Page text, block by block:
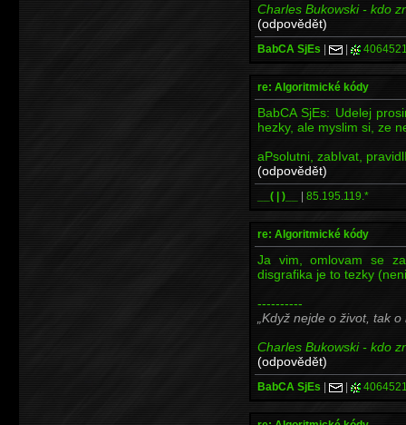
Charles Bukowski - kdo
(odpovědět)
BabCA SjEs | |
re: Algoritmické kódy
BabCA SjEs: Udelej
hezky, ale myslim si, ze
aPsolutni, zabIvat,
(odpovědět)
__( | )__ | 85.195.119.*
re: Algoritmické kódy
Ja vim, omlovam se
disgrafika je to tezky
----------
Když nejde o život, tak o
Charles Bukowski - kdo
(odpovědět)
BabCA SjEs | |